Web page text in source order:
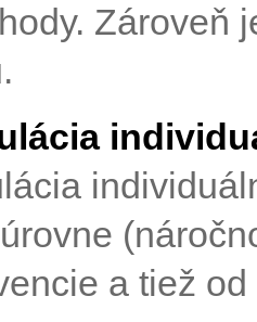
Zároveň
a tiež